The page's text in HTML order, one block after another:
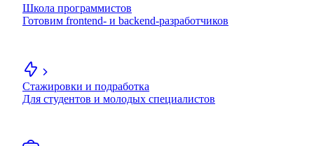
Школа программистов
Готовим frontend- и backend-разработчиков
Стажировки и подработка
Для студентов и молодых специалистов